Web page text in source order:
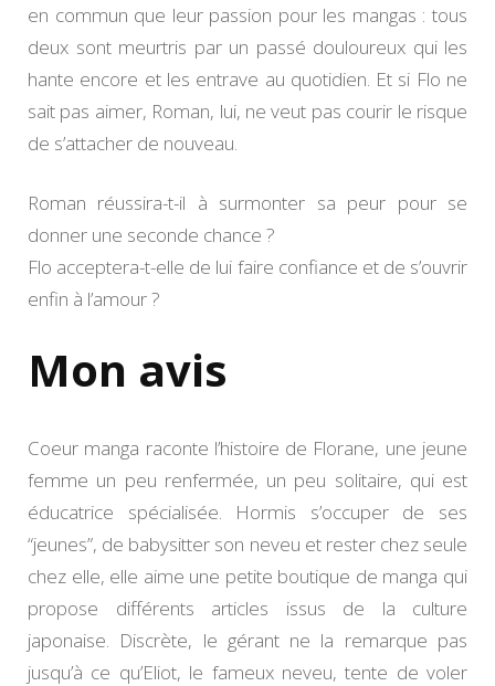
en commun que leur passion pour les mangas : tous
deux sont meurtris par un passé douloureux qui les
hante encore et les entrave au quotidien. Et si Flo ne
sait pas aimer, Roman, lui, ne veut pas courir le risque
de s’attacher de nouveau.
Roman réussira-t-il à surmonter sa peur pour se
donner une seconde chance ?
Flo acceptera-t-elle de lui faire confiance et de s’ouvrir
enfin à l’amour ?
Mon avis
Coeur manga raconte l’histoire de Florane, une jeune
femme un peu renfermée, un peu solitaire, qui est
éducatrice spécialisée. Hormis s’occuper de ses
“jeunes”, de babysitter son neveu et rester chez seule
chez elle, elle aime une petite boutique de manga qui
propose différents articles issus de la culture
japonaise. Discrète, le gérant ne la remarque pas
jusqu’à ce qu’Eliot, le fameux neveu, tente de voler